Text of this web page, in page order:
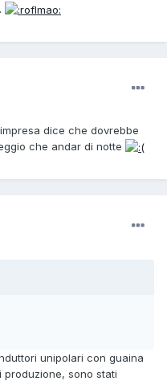
dice che dovrebbe
che andar di notte
unipolari con guaina
produzione, sono stati